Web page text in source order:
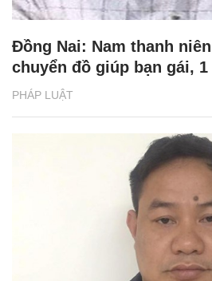
PHÁP LUẬT
Đồng Nai: Nam thanh
chuyển đồ giúp bạn gái,